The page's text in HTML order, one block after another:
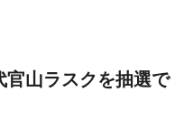
山ラスクを抽選で